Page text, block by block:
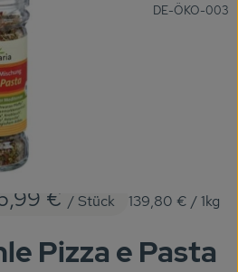
Pizza e Pasta
€ / Stück 139,80 € / 1kg
, Kontrollstelle:
DE-ÖKO-003